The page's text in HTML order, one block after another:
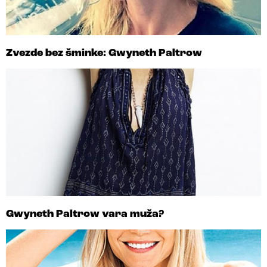
Zvezde bez šminke: Gwyneth Paltrow
Gwyneth Paltrow vara muža?